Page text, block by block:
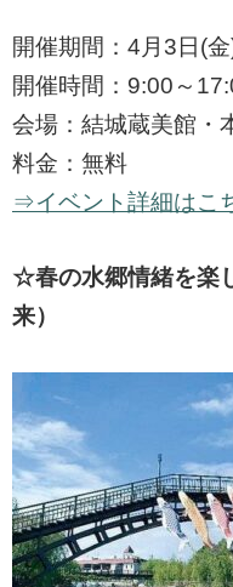
開催期間：4月3日(
開催時間：9:00～
会場：結城蔵美館・
料金：無料
⇒イベント詳細はこ
☆春の水郷情緒を楽
来）